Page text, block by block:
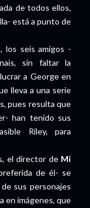
de todos ellos,
está a punto de
los seis amigos -
sin faltar la
a George en
lleva a una serie
pues resulta que
han tenido sus
Riley, para
el director de Mi
de él- se
sus personajes
en imágenes, que